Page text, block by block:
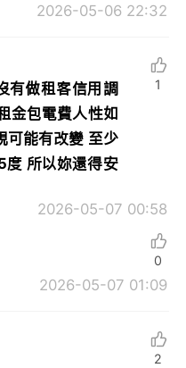
2026-05-06 22:32
有做租客信用調
金包電費人性如
可能有改變 至少
度 所以妳還得安
2026-05-07 00:58
1
2026-05-07 01:09
0
2